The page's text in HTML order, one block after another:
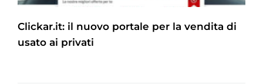
Clickar.it: il nuovo portale per la vendita di
usato ai privati